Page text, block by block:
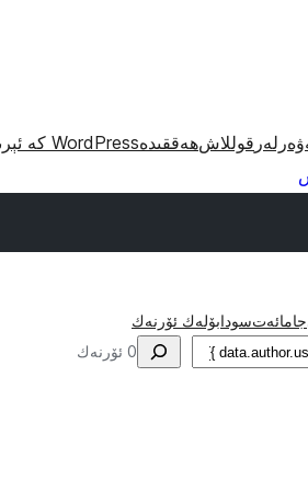
قوللاشھەققىدەWordPress كە ئېرىشىش
جامائەتسودابۆلەك ئۆرنەك
0 ئۆرنەك